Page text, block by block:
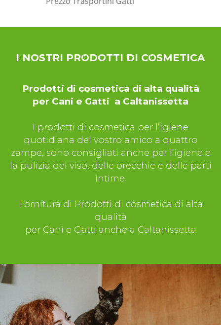
I NOSTRI PRODOTTI DI COSMETICA
Prodotti di cosmetica di alta qualità
per Cani e Gatti a Caltanissetta
I prodotti di cosmetica per l’igiene
quotidiana del vostro amico a quattro
zampe, sono consigliati anche per l’igiene e
la pulizia del viso, delle orecchie e delle parti
intime.
Fornitura di Prodotti di cosmetica di alta
qualità
per Cani e Gatti anche a Caltanissetta